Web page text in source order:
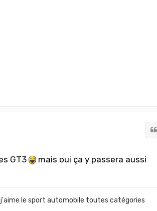
GT3 mais oui ça y passera aussi
le sport automobile toutes catégories